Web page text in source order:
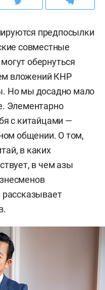
предпосылки
совместные
обернуться
вложений КНР
Но мы досадно мало
Элементарно
с китайцами —
общении. О том,
в каких
в чем азы
рассказывает